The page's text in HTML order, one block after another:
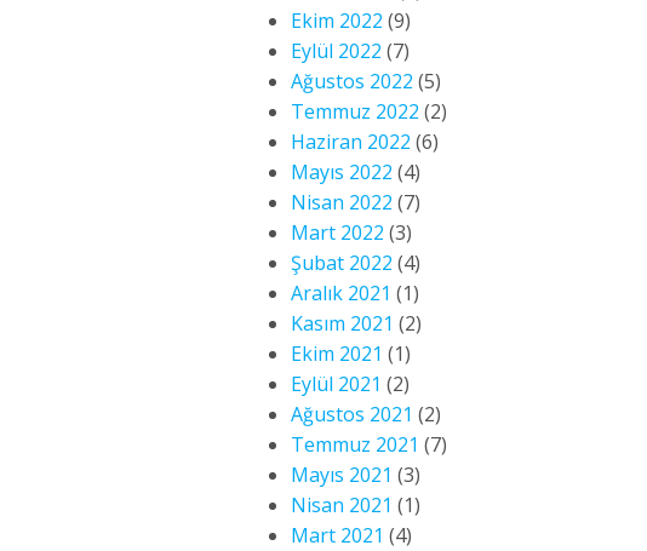
Ekim 2022 (9)
Eylül 2022 (7)
Ağustos 2022 (5)
Temmuz 2022 (2)
Haziran 2022 (6)
Mayıs 2022 (4)
Nisan 2022 (7)
Mart 2022 (3)
Şubat 2022 (4)
Aralık 2021 (1)
Kasım 2021 (2)
Ekim 2021 (1)
Eylül 2021 (2)
Ağustos 2021 (2)
Temmuz 2021 (7)
Mayıs 2021 (3)
Nisan 2021 (1)
Mart 2021 (4)